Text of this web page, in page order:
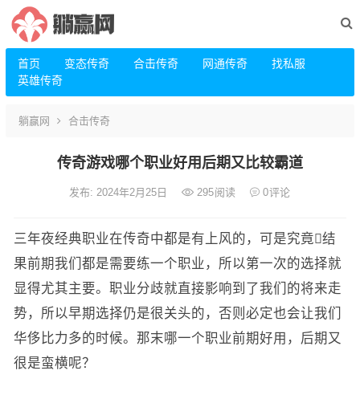
首页 变态传奇 合击传奇 网通传奇
找私服
英雄传奇
躺赢网 合击传奇
传奇游戏哪个职业好用后期又比较霸道
发布: 2024年2月25日 295阅读 0评论
三年夜经典职业在传奇中都是有上风的，可是究竟结
果前期我们都是需要练一个职业，所以第一次的选择就
显得尤其主要。职业分歧就直接影响到了我们的将来走
势，所以早期选择仍是很关头的，否则必定也会让我们
华侈比力多的时候。那末哪一个职业前期好用，后期又
很是蛮横呢？